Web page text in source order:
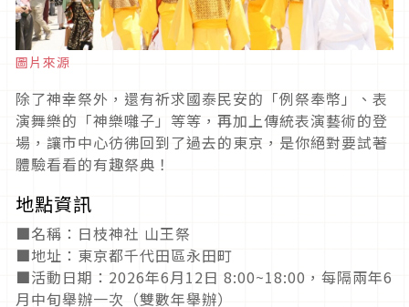
圖片來源
除了神幸祭外，還有祈求國泰民安的「例祭奉幣」、表
演舞樂的「神樂囃子」等等，再加上傳統表演藝術的登
場，讓市中心彷彿回到了過去的東京，是你絕對要試著
體驗看看的有趣祭典！
地點資訊
■名稱：日枝神社 山王祭
■地址：東京都千代田區永田町
■活動日期：2026年6月12日 8:00~18:00，每隔兩年6
月中旬舉辦一次（雙數年舉辦）